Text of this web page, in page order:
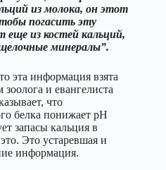
из молока, он этот
погасить эту
еще из костей кальций,
минералы”.
эта информация взята
и евангелиста
что
белка понижает рН
запасы кальция в
Это устаревшая и
информация.